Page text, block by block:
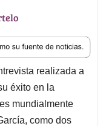
realizada a
éxito en la
mundialmente
como dos